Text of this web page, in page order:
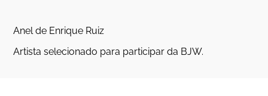
Anel de Enrique Ruiz
Artista selecionado para participar da BJW.